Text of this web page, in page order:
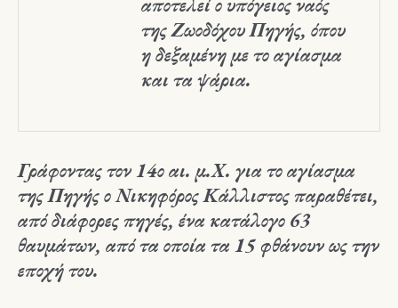
της Ζωοδόχου Πηγής, όπου
η δεξαμένη με το αγίασμα
και τα ψάρια.
Γράφοντας τον 14ο αι. μ.Χ. για το αγίασμα
της Πηγής ο Νικηφόρος Κάλλιστος παραθέτει,
από διάφορες πηγές, ένα κατάλογο 63
θαυμάτων, από τα οποία τα 15 φθάνουν ως την
εποχή του.